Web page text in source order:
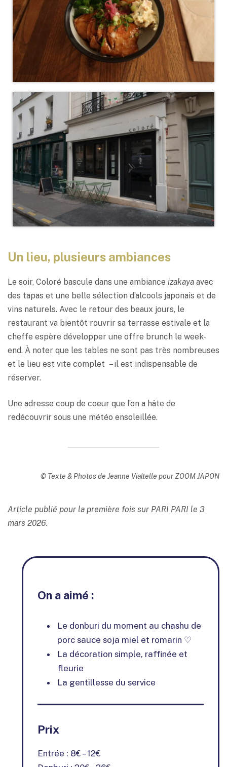
Un lieu, plusieurs ambiances
Le soir, Coloré bascule dans une ambiance izakaya avec
des tapas et une belle sélection d’alcools japonais et de
vins naturels. Avec le retour des beaux jours, le
restaurant va bientôt rouvrir sa terrasse estivale et la
cheffe espère développer une offre brunch le week-
end. À noter que les tables ne sont pas très nombreuses
et le lieu est vite complet – il est indispensable de
réserver.
Une adresse coup de coeur que l’on a hâte de
redécouvrir sous une météo ensoleillée.
© Texte & Photos de Jeanne Vialtelle pour ZOOM JAPON
Article publié pour la première fois sur PARI PARI le 3
mars 2026.
On a aimé :
Le donburi du moment au chashu de
porc sauce soja miel et romarin ♡
La décoration simple, raffinée et
fleurie
La gentillesse du service
Prix
Entrée : 8€ – 12€